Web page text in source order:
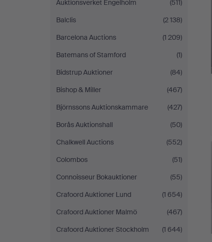
Auktionsverket Engelholm
(511)
Balclis
(2 138)
Barcelona Auctions
(1 209)
Batemans of Stamford
(1)
Bidstrup Auktioner
(84)
Bishop & Miller
(467)
Björnssons Auktionskammare
(427)
Borås Auktionshall
(50)
Chalkwell Auctions
(552)
Colombos
(51)
Connoisseur Bokauktioner
(55)
Crafoord Auktioner Lund
(1 654)
Crafoord Auktioner Malmö
(467)
Crafoord Auktioner Stockholm
(1 644)